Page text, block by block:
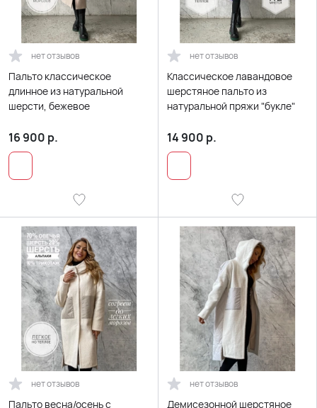
нет отзывов
Пальто классическое
длинное из натуральной
шерсти, бежевое
16 900 р.
нет отзывов
Классическое лавандовое
шерстяное пальто из
натуральной пряжи "букле"
14 900 р.
нет отзывов
Пальто весна/осень с
нет отзывов
Демисезонной шерстяное